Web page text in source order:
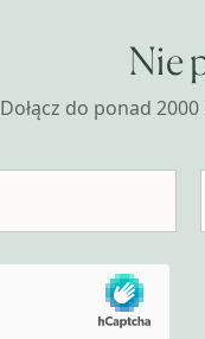
Nie
Dołącz do ponad